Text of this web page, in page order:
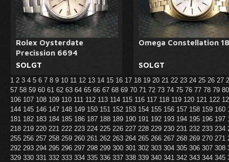
Rolex Oysterdate
Precission 6694
SOLGT
Omega Constellation
SOLGT
1 2 3 4 5 6 7 8 9 10 11 12 13 14 15 16 17 18 19 20 21 22 23 24 25 26 27
57 58 59 60 61 62 63 64 65 66 67 68 69 70 71 72 73 74 75 76 77 78 79
106 107 108 109 110 111 112 113 114 115 116 117 118 119 120 121 122
144 145 146 147 148 149 150 151 152 153 154 155 156 157 158 159 160
181 182 183 184 185 186 187 188 189 190 191 192 193 194 195 196 197
218 219 220 221 222 223 224 225 226 227 228 229 230 231 232 233 234
255 256 257 258 259 260 261 262 263 264 265 266 267 268 269 270 271
292 293 294 295 296 297 298 299 300 301 302 303 304 305 306 307 308
329 330 331 332 333 334 335 336 337 338 339 340 341 342 343 344 345